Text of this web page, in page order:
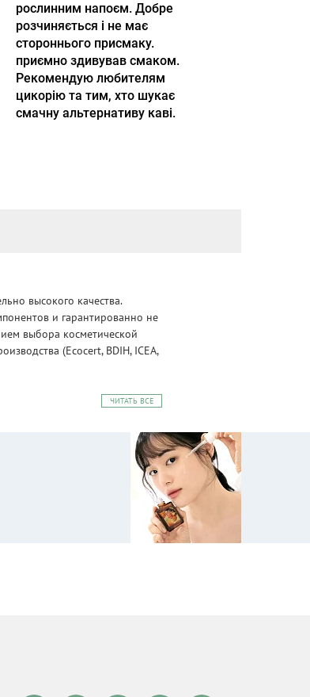
рослинним напоєм. Добре
розчиняється і не має
стороннього присмаку.
приємно здивував смаком.
Рекомендую любителям
цикорію та тим, хто шукає
смачну альтернативу каві.
высокого качества.
и гарантированно не
выбора косметической
(Ecocert, BDIH, ICEA,
ЧИТАТЬ ВСЕ